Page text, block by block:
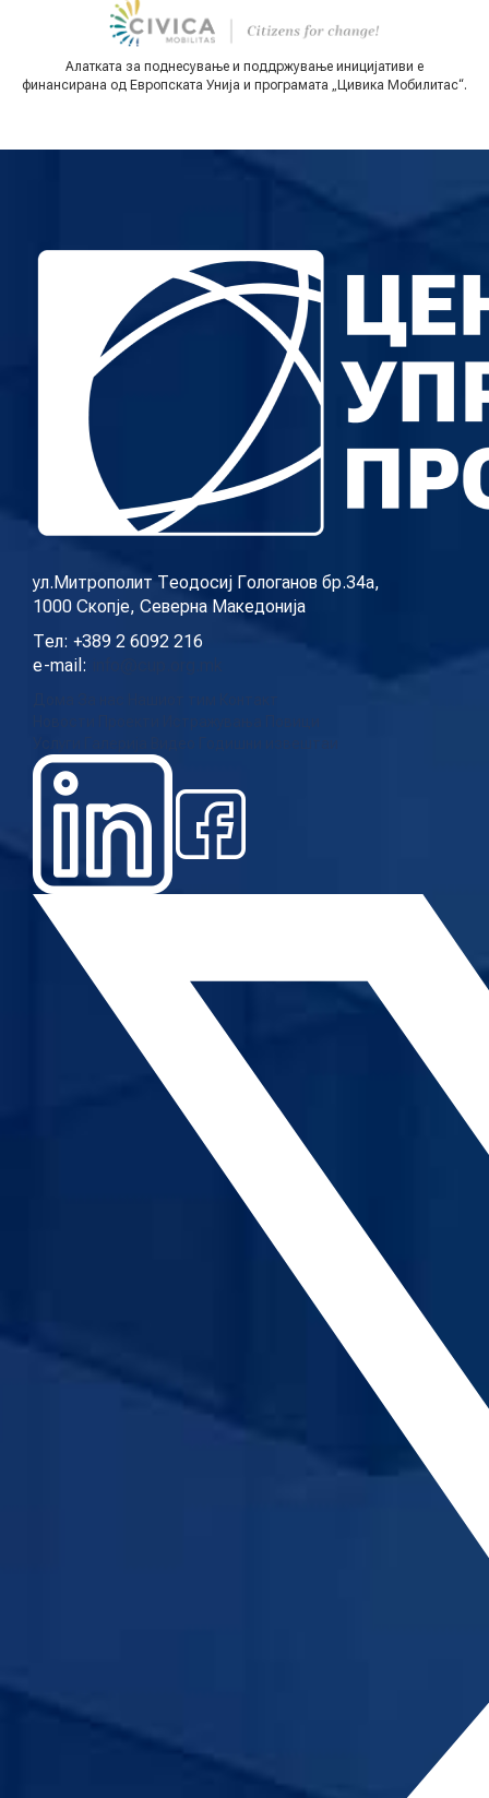
Алатката за поднесување и поддржување иницијативи е
финансирана од Европската Унија и програмата „Цивика Мобилитас“.
ул.Митрополит Теодосиј Гологанов бр.34а,
1000 Скопје, Северна Македонија
Тел: +389 2 6092 216
e-mail: